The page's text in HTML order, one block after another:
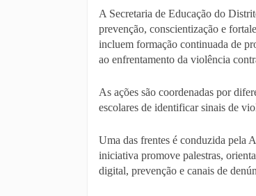
A Secretaria de Educação do
prevenção, conscientização e
incluem formação continuada de
ao enfrentamento da violência
As ações são coordenadas por
escolares de identificar sinais de
Uma das frentes é conduzida pela
iniciativa promove palestras,
digital, prevenção e canais de